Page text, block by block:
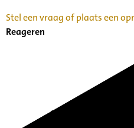
Stel een vraag of plaats een
Reageren